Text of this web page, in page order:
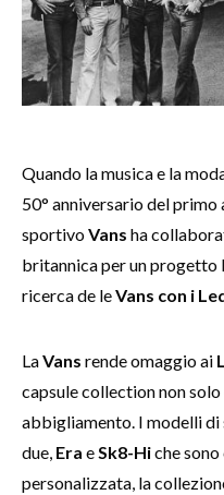
Quando la musica e la
50° anniversario del primo
sportivoVans ha
britannica per un progetto
ricerca de leVans con i
LaVans rende omaggio ai
capsule collection non
abbigliamento. I modelli di
due, Era eSk8-Hiche
personalizzata, la